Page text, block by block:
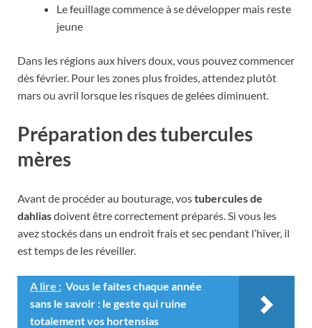
Le feuillage commence à se développer mais reste
jeune
Dans les régions aux hivers doux, vous pouvez commencer
dès février. Pour les zones plus froides, attendez plutôt
mars ou avril lorsque les risques de gelées diminuent.
Préparation des tubercules
mères
Avant de procéder au bouturage, vostubercules de
dahliasdoivent être correctement préparés. Si vous les
avez stockés dans un endroit frais et sec pendant l’hiver, il
est temps de les réveiller.
A lire : Vous le faites chaque année
sans le savoir : le geste qui ruine
totalement vos hortensias